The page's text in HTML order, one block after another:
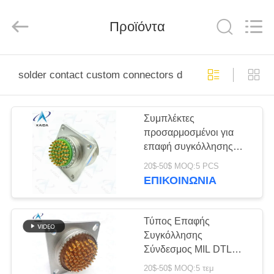
ΠΡΟΪΌΝΤΑ
ΣΧΕΤΙΚΆ
ΕΠΙΣΚΕΨΉ
ΕΡΓΟΣΤΑΣΊΟΥ
HOLDING
LIMITED.
Προϊόντα
solder contact custom connectors d38999
Συμπλέκτες
προσαρμοσμένοι για
επαφή συγκόλλησης
D38999 20FE42PN-H
κυκλικοί συνδετήρες
20$-50$ MOQ:5 PCS
ΕΠΙΚΟΙΝΩΝΊΑ
Τύπος Επαφής
Συγκόλλησης
Σύνδεσμος MIL DTL
38999 Κυκλικός
20$-50$ MOQ:5 τεμ